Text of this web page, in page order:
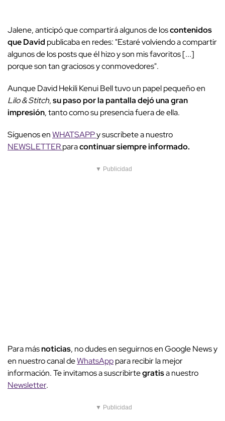
Jalene, anticipó que compartirá algunos de loscontenidos
que David publicaba en redes: "Estaré volviendo a compartir
algunos de los posts que él hizo y son mis favoritos [...]
porque son tan graciosos y conmovedores".
Aunque David Hekili Kenui Bell tuvo un papel pequeño en
Lilo & Stitch,su paso por la pantalla dejó una gran
impresión, tanto como su presencia fuera de ella.
Síguenos enWHATSAPPy suscríbete a nuestro
NEWSLETTERparacontinuar siempre informado.
▼ Publicidad
Para másnoticias, no dudes en seguirnos en Google News y
en nuestro canal deWhatsApppara recibir la mejor
información. Te invitamos a suscribirtegratisa nuestro
Newsletter.
▼ Publicidad